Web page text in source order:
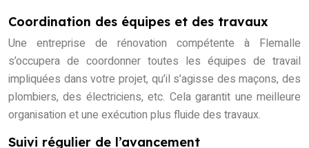
Coordination des équipes et des travaux
Une entreprise de rénovation compétente à Flemalle
s’occupera de coordonner toutes les équipes de travail
impliquées dans votre projet, qu’il s’agisse des maçons, des
plombiers, des électriciens, etc. Cela garantit une meilleure
organisation et une exécution plus fluide des travaux.
Suivi régulier de l’avancement